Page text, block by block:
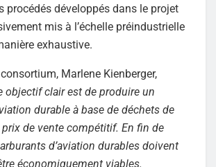
procédés développés dans le projet
mis à l’échelle préindustrielle
exhaustive.
Marlene Kienberger,
objectif clair est de produire un
durable à base de déchets de
de vente compétitif. En fin de
d’aviation durables doivent
économiquement viables.